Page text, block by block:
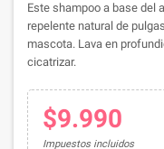
Este shampoo a base del
repelente natural de
mascota. Lava en
cicatrizar.
$9.990
Impuestos incluidos